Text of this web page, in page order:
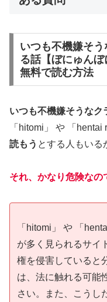
いつも不機嫌そ
る話【ぼにゅん
無料で読む方法
いつも不機嫌そうなク
「hitomi」 や 「hentai
読もう とする人もいる
それ、かなり危険なの
「hitomi」 や 「
が多く見られるサイ
権を侵害していると
は、法に触れる可能
さい。また、こうし